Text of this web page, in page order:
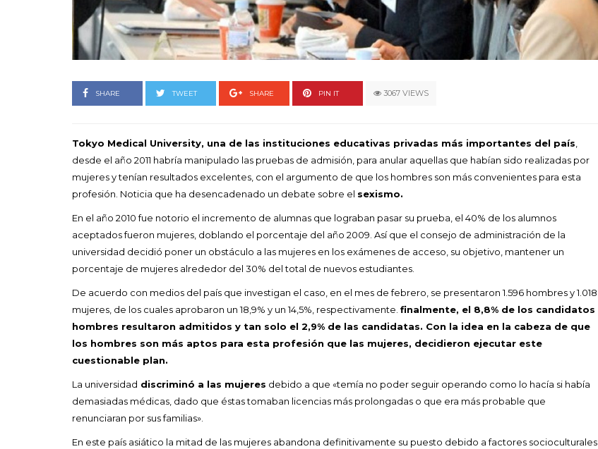
SHARE TWEET SHARE PIN IT 3067 VIEWS
Tokyo Medical University, una de las instituciones educativas privadas más importantes del país
desde el año 2011 habría manipulado las pruebas de admisión, para anular aquellas que habían sido realizadas por
mujeres y tenían resultados excelentes, con el argumento de que los hombres son más convenientes para esta
profesión. Noticia que ha desencadenado un debate sobre el sexismo.
En el año 2010 fue notorio el incremento de alumnas que lograban pasar su prueba, el 40% de los alumnos
aceptados fueron mujeres, doblando el porcentaje del año 2009. Así que el consejo de administración de la
universidad decidió poner un obstáculo a las mujeres en los exámenes de acceso, su objetivo, mantener un
porcentaje de mujeres alrededor del 30% del total de nuevos estudiantes.
De acuerdo con medios del país que investigan el caso, en el mes de febrero, se presentaron 1.596 hombres y 1.018
mujeres, de los cuales aprobaron un 18,9% y un 14,5%, respectivamente. finalmente, el 8,8% de los candidatos
hombres resultaron admitidos y tan solo el 2,9% de las candidatas. Con la idea en la cabeza de que
los hombres son más aptos para esta profesión que las mujeres, decidieron ejecutar este
cuestionable plan.
La universidad discriminó a las mujeres debido a que «temía no poder seguir operando como lo hacía si había
demasiadas médicas, dado que éstas tomaban licencias más prolongadas o que era más probable que
renunciaran por sus familias».
En este país asiático la mitad de las mujeres abandona definitivamente su puesto debido a factores socioculturales
Goyo un himno por la
vida de las mujeres
LEAVE A COMMENT FEBRERO 16, 2023